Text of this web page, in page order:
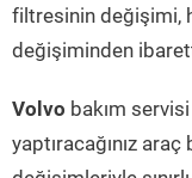
filtresinin değişimi,
değişiminden
Volvo bakım
yaptıracağınız